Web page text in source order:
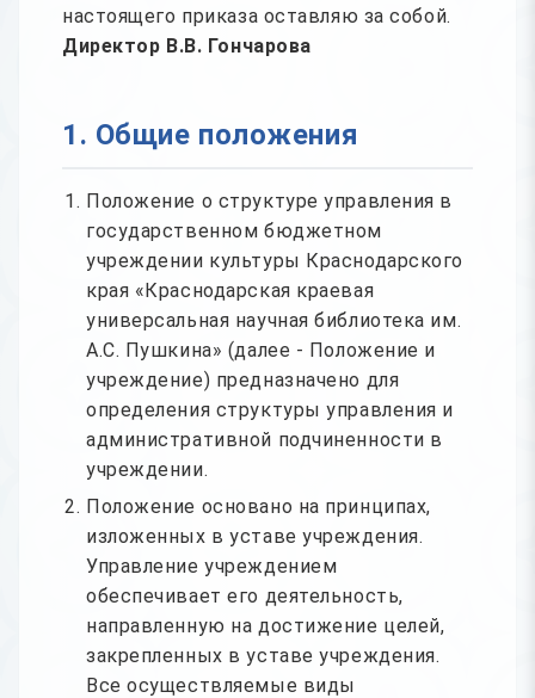
настоящего приказа оставляю за собой.
Директор В.В. Гончарова
1. Общие положения
Положение о структуре управления в
государственном бюджетном
учреждении культуры Краснодарского
края «Краснодарская краевая
универсальная научная библиотека им.
А.С. Пушкина» (далее - Положение и
учреждение) предназначено для
определения структуры управления и
административной подчиненности в
учреждении.
Положение основано на принципах,
изложенных в уставе учреждения.
Управление учреждением
обеспечивает его деятельность,
направленную на достижение целей,
закрепленных в уставе учреждения.
Все осуществляемые виды